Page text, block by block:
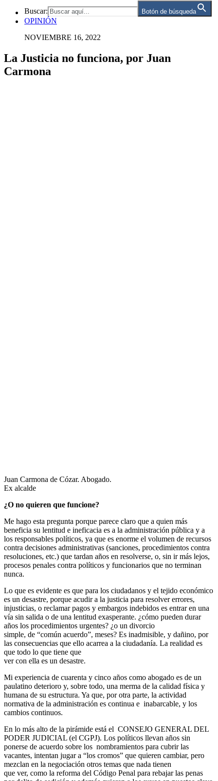
Buscar: Botón de búsqueda
OPINIÓN
NOVIEMBRE 16, 2022
La Justicia no funciona, por Juan
Carmona
Juan Carmona de Cózar. Abogado.
Ex alcalde
¿O no quieren que funcione?
Me hago esta pregunta porque parece claro que a quien más
beneficia su lentitud e ineficacia es a la administración pública y a
los responsables políticos, ya que es enorme el volumen de recursos
contra decisiones administrativas (sanciones, procedimientos contra
resoluciones, etc.) que tardan años en resolverse, o, sin ir más lejos,
procesos penales contra políticos y funcionarios que no terminan
nunca.
Lo que es evidente es que para los ciudadanos y el tejido económico
es un desastre, porque acudir a la justicia para resolver errores,
injusticias, o reclamar pagos y embargos indebidos es entrar en una
vía sin salida o de una lentitud exasperante. ¿cómo pueden durar
años los procedimientos urgentes? ¿o un divorcio
simple, de “común acuerdo”, meses? Es inadmisible, y dañino, por
las consecuencias que ello acarrea a la ciudadanía. La realidad es
que todo lo que tiene que
ver con ella es un desastre.
Mi experiencia de cuarenta y cinco años como abogado es de un
paulatino deterioro y, sobre todo, una merma de la calidad física y
humana de su estructura. Ya que, por otra parte, la actividad
normativa de la administración es continua e inabarcable, y los
cambios continuos.
En lo más alto de la pirámide está el CONSEJO GENERAL DEL
PODER JUDICIAL (el CGPJ). Los políticos llevan años sin
ponerse de acuerdo sobre los nombramientos para cubrir las
vacantes, intentan jugar a “los cromos” que quieren cambiar, pero
mezclan en la negociación otros temas que nada tienen
que ver, como la reforma del Código Penal para rebajar las penas